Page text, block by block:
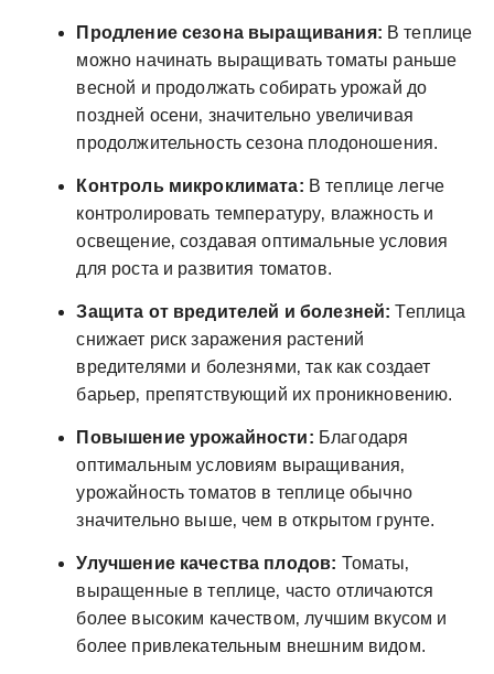
Продление сезона выращивания: В теплице
можно начинать выращивать томаты раньше
весной и продолжать собирать урожай до
поздней осени‚ значительно увеличивая
продолжительность сезона плодоношения.
Контроль микроклимата: В теплице легче
контролировать температуру‚ влажность и
освещение‚ создавая оптимальные условия
для роста и развития томатов.
Защита от вредителей и болезней: Теплица
снижает риск заражения растений
вредителями и болезнями‚ так как создает
барьер‚ препятствующий их проникновению.
Повышение урожайности: Благодаря
оптимальным условиям выращивания‚
урожайность томатов в теплице обычно
значительно выше‚ чем в открытом грунте.
Улучшение качества плодов: Томаты‚
выращенные в теплице‚ часто отличаются
более высоким качеством‚ лучшим вкусом и
более привлекательным внешним видом.